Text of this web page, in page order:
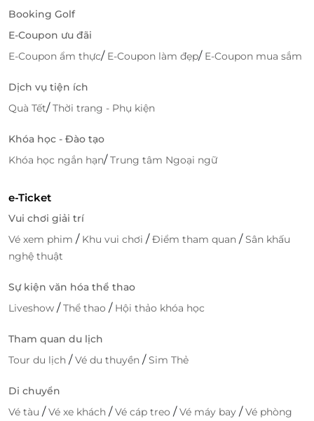
Booking Golf
E-Coupon ưu đãi
E-Coupon ẩm thực/ E-Coupon làm đẹp/ E-Coupon mua sắm
Dịch vụ tiện ích
Quà Tết/Thời trang - Phụ kiện
Khóa học - Đào tạo
Khóa học ngắn hạn/Trung tâm Ngoại ngữ
e-Ticket
Vui chơi giải trí
Vé xem phim / Khu vui chơi /Điểm tham quan /Sân khấu
nghệ thuật
Sự kiện văn hóa thể thao
Liveshow /Thể thao / Hội thảo khóa học
Tham quan du lịch
Tour du lịch /Vé du thuyền /Sim Thẻ
Di chuyển
Vé tàu /Vé xe khách /Vé cáp treo /Vé máy bay /Vé phòng